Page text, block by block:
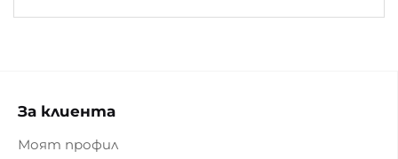
За клиента
Моят профил